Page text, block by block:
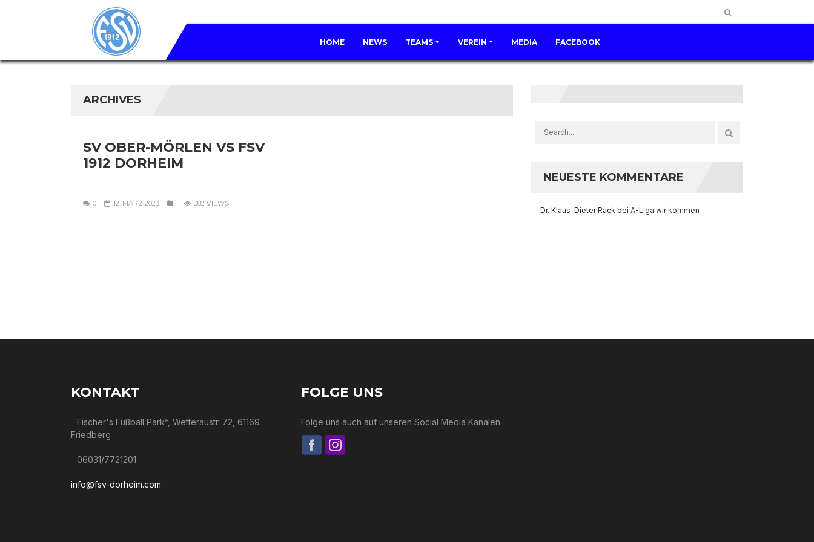
HOME NEWS TEAMS VEREIN MEDIA FACEBOOK
ARCHIVES
SV OBER-MÖRLEN VS FSV
1912 DORHEIM
0 12. MÄRZ 2023 382 VIEWS
NEUESTE KOMMENTARE
Dr. Klaus-Dieter Rack bei A-Liga wir kommen
KONTAKT
Fischer's Fußball Park*, Wetteraustr. 72, 61169
Friedberg
06031/7721201
info@fsv-dorheim.com
FOLGE UNS
Folge uns auch auf unseren Social Media Kanälen